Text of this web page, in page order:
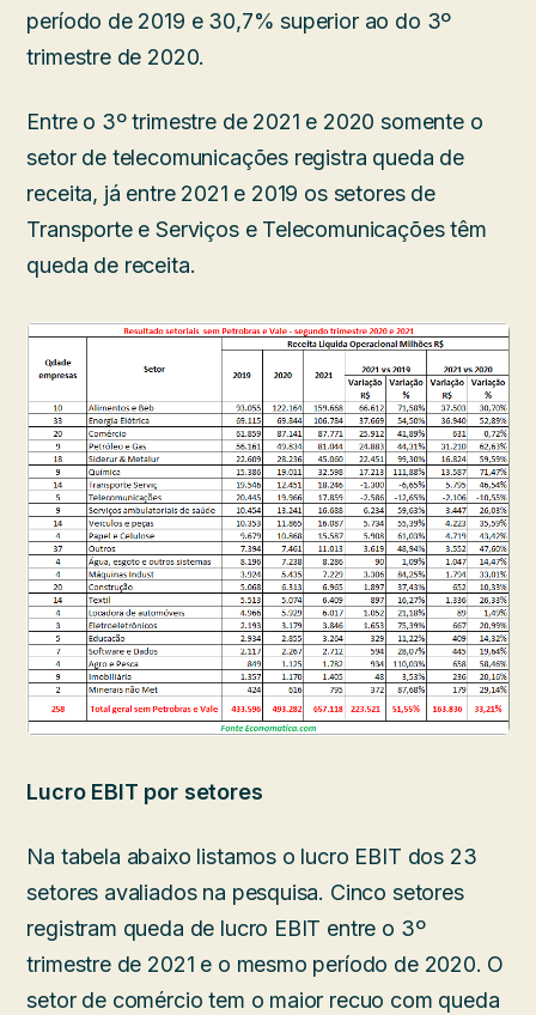
período de 2019 e 30,7% superior ao do 3º
trimestre de 2020.
Entre o 3º trimestre de 2021 e 2020 somente o
setor de telecomunicações registra queda de
receita, já entre 2021 e 2019 os setores de
Transporte e Serviços e Telecomunicações têm
queda de receita.
Lucro EBIT por setores
Na tabela abaixo listamos o lucro EBIT dos 23
setores avaliados na pesquisa. Cinco setores
registram queda de lucro EBIT entre o 3º
trimestre de 2021 e o mesmo período de 2020. O
setor de comércio tem o maior recuo com queda